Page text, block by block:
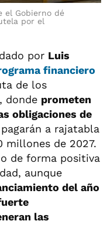
el Gobierno dé
por el
por Luis
financiero
de los
donde prometen
obligaciones de
a rajatabla
millones de 2027.
de forma positiva
aunque
del año
las